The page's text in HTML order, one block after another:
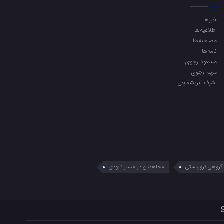
خبرها
اطلاعیه‌ها
مصاحبه‌ها
نامه‌ها
مسعود رجوی
مریم رجوی
اشرف ابریشمچی
تروریستی
مجاهدین در مسیر نابودی